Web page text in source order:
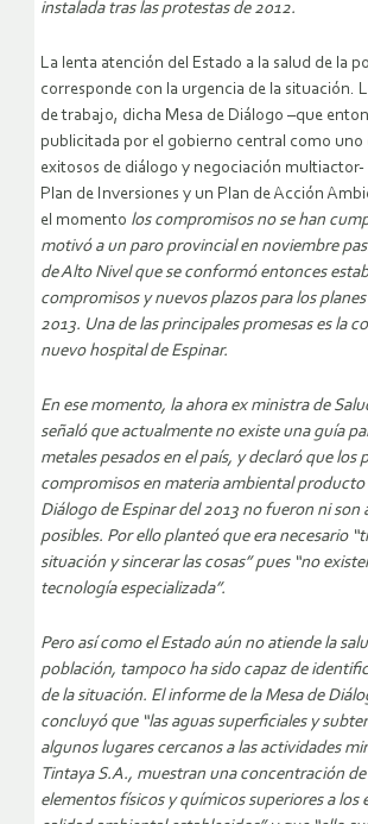
instalada tras las protestas de 2012.
La lenta atención del Estado a la salud de la
corresponde con la urgencia de la situación.
de trabajo, dicha Mesa de Diálogo –que
publicitada por el gobierno central como uno
exitosos de diálogo y negociación
Plan de Inversiones y un Plan de Acción
el momento los compromisos no se han
motivó a un paro provincial en noviembre
de Alto Nivel que se conformó entonces
compromisos y nuevos plazos para los
2013. Una de las principales promesas es la
nuevo hospital de Espinar.
En ese momento, la ahora ex ministra de
señaló que actualmente no existe una guía
metales pesados en el país, y declaró que los
compromisos en materia ambiental producto
Diálogo de Espinar del 2013 no fueron ni son
posibles. Por ello planteó que era necesario
situación y sincerar las cosas” pues “no
tecnología especializada”.
Pero así como el Estado aún no atiende la
población, tampoco ha sido capaz de
de la situación. El informe de la Mesa de
concluyó que “las aguas superficiales y
algunos lugares cercanos a las actividades
Tintaya S.A., muestran una concentración
elementos físicos y químicos superiores a los